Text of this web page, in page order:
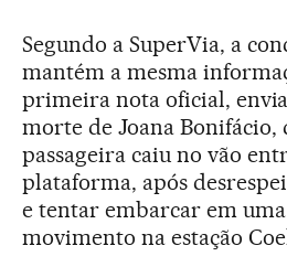
Segundo a SuperVia, a
mantém a mesma
primeira nota oficial,
morte de Joana Bonifácio,
passageira caiu no vão
plataforma, após
e tentar embarcar em
movimento na estação